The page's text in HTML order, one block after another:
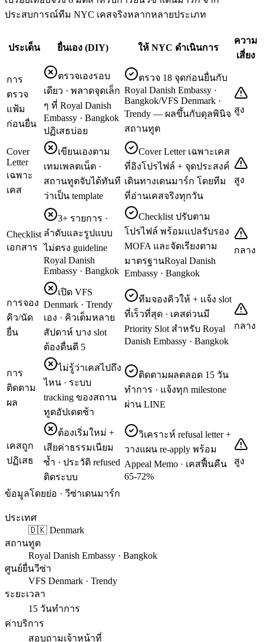
ประสบการณ์ทีม NYC เคสจริงหลากหลายประเภท
ประเด็น ยื่นเอง (DIY) ให้ NYC ดำเนินการ
ความ
เสี่ยง
การ
ตรวจ
แฟ้ม
ก่อนยื่น
ตรวจเองรอบ
เดียว · พลาดจุดเล็ก
ๆ ที่ Royal Danish
Embassy · Bangkok
ปฏิเสธบ่อย
ตรวจ 18 จุดก่อนยื่นกับ
Royal Danish Embassy ·
Bangkok/VFS Denmark ·
Trendy — ผลขึ้นกับดุลพินิจ
สถานทูต
สูง
Cover
Letter
เฉพาะ
เคส
เขียนเองตาม
เทมเพลตเน็ต ·
สถานทูตจับได้ทันที
ว่าเป็น template
Cover Letter เฉพาะเคส
ที่อิงโปรไฟล์ + จุดประสงค์
เดินทางเดนมาร์ก โดยทีม
ที่อ่านเคสจริงทุกวัน
สูง
Checklist
เอกสาร
3+ รายการ ·
ลำดับและรูปแบบ
ไม่ตรง guideline
Royal Danish
Embassy · Bangkok
Checklist ปรับตาม
โปรไฟล์ พร้อมแปลรับรอง
MOFA และจัดเรียงตาม
มาตรฐานRoyal Danish
Embassy · Bangkok
กลาง
การจอง
คิว/นัด
ยื่น
เปิด VFS
Denmark · Trendy
เอง · คิวเต็มหลาย
สัปดาห์ บาง slot
ต้องตื่นตี 5
ทีมจองคิวให้ + แจ้ง slot
ที่เร็วที่สุด · เคสด่วนมี
Priority Slot สำหรับ Royal
Danish Embassy · Bangkok
กลาง
การ
ติดตาม
ผล
ไม่รู้ว่าเคสไปถึง
ไหน · ระบบ
tracking ของสถาน
ทูตอัปเดตช้า
ติดตามผลตลอด 15 วัน
ทำการ · แจ้งทุก milestone
ผ่าน LINE
เคสถูก
ปฏิเสธ
ต้องเริ่มใหม่ +
เสียค่าธรรมเนียม
ซ้ำ · ประวัติ refused
ติดระบบ
วิเคราะห์ refusal letter +
วางแผน re-apply พร้อม
Appeal Memo · เคสฟื้นคืน
65-72%
สูง
ข้อมูลโดยย่อ · วีซ่าเดนมาร์ก
ประเทศ
🇩🇰 Denmark
สถานทูต
Royal Danish Embassy · Bangkok
ศูนย์ยื่นวีซ่า
VFS Denmark · Trendy
ระยะเวลา
15 วันทำการ
ค่าบริการ
สอบถามเจ้าหน้าที่